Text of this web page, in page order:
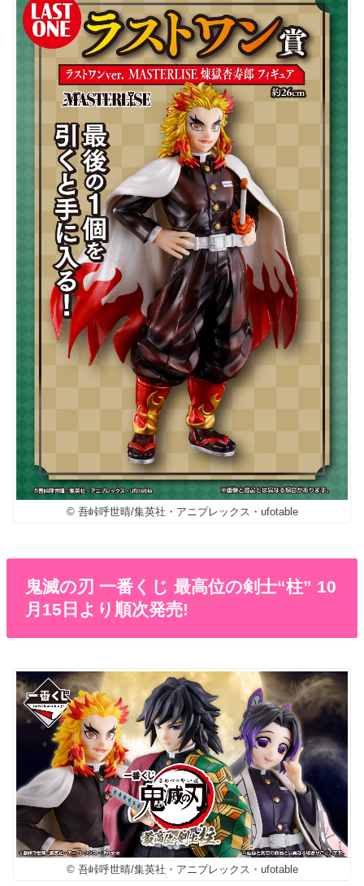
© 吾峠呼世晴/集英社・アニプレックス・ufotable
鬼滅の刃 一番くじ 最高位の剣士“柱” 10
月15日より順次発売!
© 吾峠呼世晴/集英社・アニプレックス・ufotable